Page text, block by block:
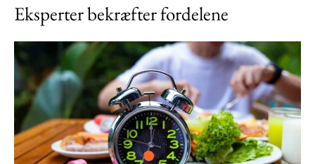
Gratis
Etiam est nibh, lobortis sit
Praesent euismod ac
Ut mollis pellentesque tortor
Nullam eu erat condimentum
Donec quis est ac felis
Eksperter bekræfter fordelene